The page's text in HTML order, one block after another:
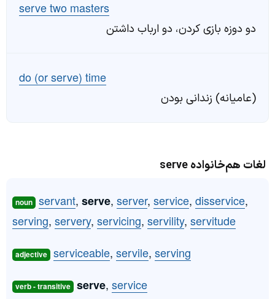
serve two masters
دو دوزه بازی کردن، دو ارباب داشتن
do (or serve) time
(عامیانه) زندانی بودن
لغات هم‌خانواده serve
noun servant, serve, server, service, disservice,
serving, servery, servicing, servility, servitude
adjective serviceable, servile, serving
verb - transitive serve, service